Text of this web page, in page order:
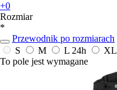
+0
Rozmiar
*
Przewodnik po rozmiarach
S
M L 24h XL
To pole jest wymagane